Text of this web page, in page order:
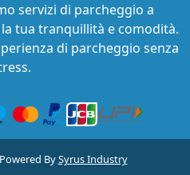
servizi di parcheggio a
tua tranquillità e comodità.
di parcheggio senza
BySyrus Industry